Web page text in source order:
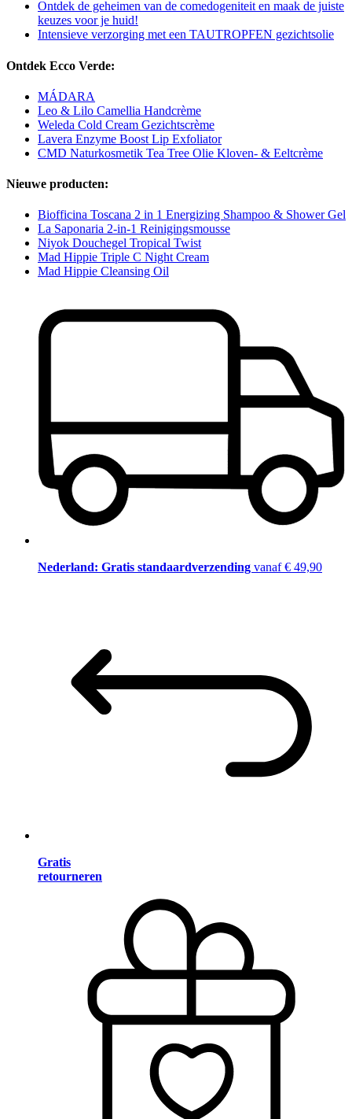
Ontdek de geheimen van de comedogeniteit en maak de juiste
keuzes voor je huid!
Intensieve verzorging met een TAUTROPFEN gezichtsolie
Ontdek Ecco Verde:
MÁDARA
Leo & Lilo Camellia Handcrème
Weleda Cold Cream Gezichtscrème
Lavera Enzyme Boost Lip Exfoliator
CMD Naturkosmetik Tea Tree Olie Kloven- & Eeltcrème
Nieuwe producten:
Biofficina Toscana 2 in 1 Energizing Shampoo & Shower Gel
La Saponaria 2-in-1 Reinigingsmousse
Niyok Douchegel Tropical Twist
Mad Hippie Triple C Night Cream
Mad Hippie Cleansing Oil
Nederland: Gratis standaardverzending vanaf € 49,90
Gratis
retourneren